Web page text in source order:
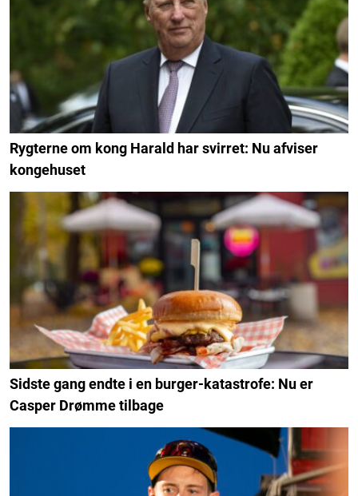
Rygterne om kong Harald har svirret: Nu afviser
kongehuset
Sidste gang endte i en burger-katastrofe: Nu er
Casper Drømme tilbage